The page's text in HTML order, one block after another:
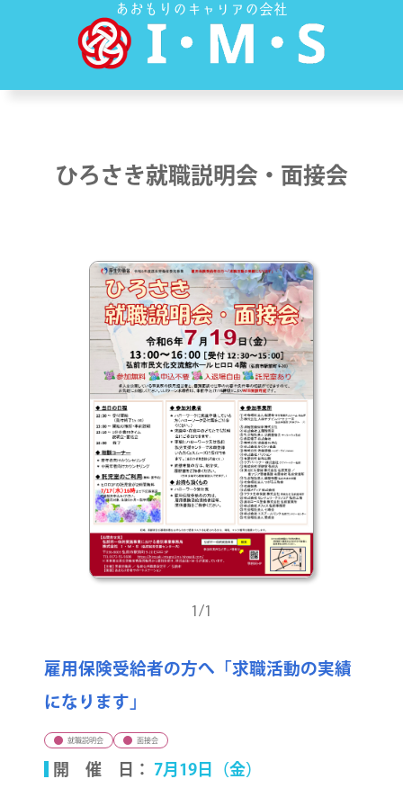
あおもりのキャリアの会社
ひろさき就職説明会・面接会
1/1
雇用保険受給者の方へ「求職活動の実績
になります」
就職説明会 面接会
開 催 日： 7月19日（金）